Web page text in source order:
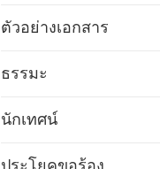
ตัวอย่างเอกสาร
ธรรมะ
นักเทศน์
ประโยคขอร้อง